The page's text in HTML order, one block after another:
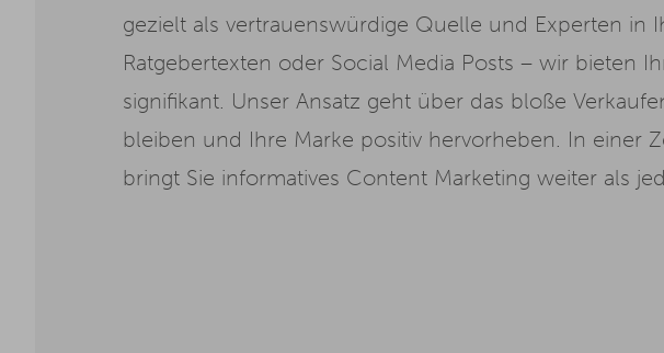
gezielt als vertrauenswürdige Quelle und Experten in
Ratgebertexten oder Social Media Posts – wir bieten
signifikant. Unser Ansatz geht über das bloße
bleiben und Ihre Marke positiv hervorheben. In einer
bringt Sie informatives Content Marketing weiter als